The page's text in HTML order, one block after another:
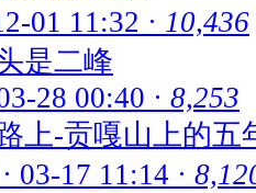
01 11:32 · 10,436
是二峰
28 00:40 · 8,253
上-贡嘎山上的五
· 03-17 11:14 ·